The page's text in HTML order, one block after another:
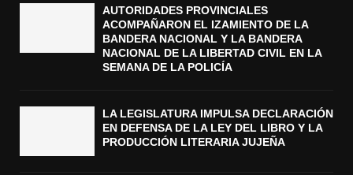
AUTORIDADES PROVINCIALES
ACOMPAÑARON EL IZAMIENTO DE LA
BANDERA NACIONAL Y LA BANDERA
NACIONAL DE LA LIBERTAD CIVIL EN LA
SEMANA DE LA POLICÍA
LA LEGISLATURA IMPULSA DECLARACIÓN
EN DEFENSA DE LA LEY DEL LIBRO Y LA
PRODUCCIÓN LITERARIA JUJEÑA